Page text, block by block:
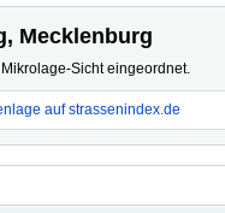
Mecklenburg
Sicht eingeordnet.
auf strassenindex.de